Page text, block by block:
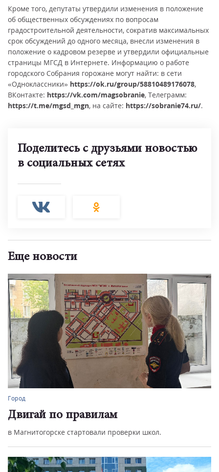
Кроме того, депутаты утвердили изменения в положение
об общественных обсуждениях по вопросам
градостроительной деятельности, сократив максимальных
срок обсуждений до одного месяца, внесли изменения в
положение о кадровом резерве и утвердили официальные
страницы МГСД в Интернете. Информацию о работе
городского Собрания горожане могут найти: в сети
«Одноклассники» https://ok.ru/group/58810489176078,
ВКонтакте: https://vk.com/magsobranie, Телеграмм:
https://t.me/mgsd_mgn, на сайте: https://sobranie74.ru/.
Поделитесь с друзьями новостью
в социальных сетях
Еще новости
Лучше только в Москве
По качеству дорог Южный Урал уступает только